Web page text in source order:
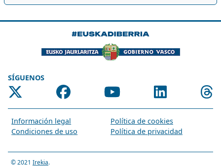
SÍGUENOS
Información legal
Política de cookies
Condiciones de uso
Política de privacidad
© 2021 Irekia.